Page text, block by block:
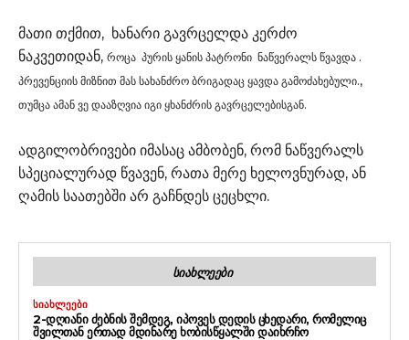
მათი თქმით, ხანარი გავრცელდა კერძო
ნაკვეთიდან, როცა პურის ყანის პატრონი ნაწვერალს წვავდა .
პრევენციის მიზნით მას სახანძრო ბრიგადაც ყავდა გამოძახებული.,
თუმცა ამან ვე დააზღვია იგი ყხანძრის გავრცელებისგან.
ადგილობრივები იმასაც ამბობენ, რომ ნაწვერალს
სპეციალურად წვავენ, რათა მერე ხელოვნურად, ან
ღამის საათებში არ გაჩნდეს ცეცხლი.
ᲡᲘᲐᲮᲚᲔᲔᲑᲘ
ᲡᲘᲐᲮᲚᲔᲔᲑᲘ
2-ᲓᲦᲘᲐᲜᲘ ᲫᲔᲑᲜᲘᲡ ᲨᲔᲛᲓᲔᲒ, ᲘᲞᲝᲕᲔᲡ ᲓᲔᲓᲘᲡ ᲪᲮᲔᲓᲐᲠᲘ, ᲠᲝᲛᲔᲚᲘᲪ
ᲨᲕᲘᲚᲗᲐᲜ ᲔᲠᲗᲐᲓ ᲛᲓᲘᲜᲐᲠᲔ ᲮᲝᲑᲘᲡᲬᲧᲐᲚᲨᲘ ᲓᲐᲘᲮᲠᲩᲝ